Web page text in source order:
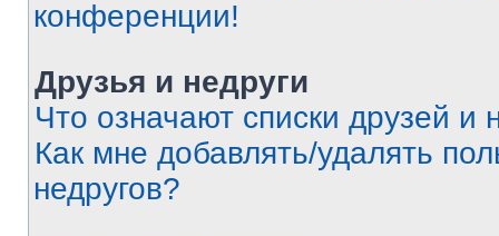
конференции!
Друзья и недруги
Что означают списки друзей и
Как мне добавлять/удалять
недругов?